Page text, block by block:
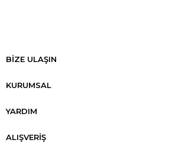
BİZE ULAŞIN
KURUMSAL
YARDIM
ALIŞVERİŞ